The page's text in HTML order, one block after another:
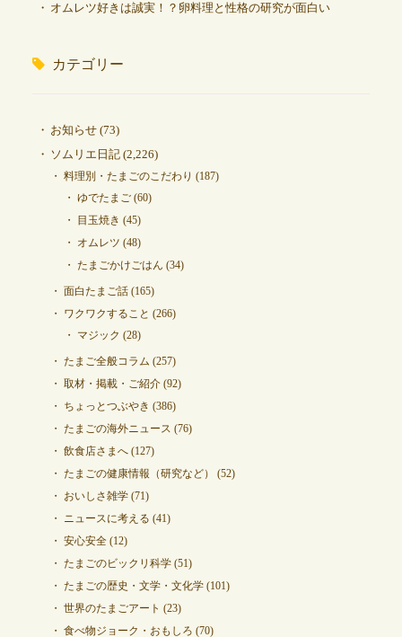
オムレツ好きは誠実！？卵料理と性格の研究が面白い
カテゴリー
お知らせ(73)
ソムリエ日記(2,226)
料理別・たまごのこだわり (187)
ゆでたまご(60)
目玉焼き (45)
オムレツ (48)
たまごかけごはん (34)
面白たまご話(165)
ワクワクすること (266)
マジック (28)
たまご全般コラム (257)
取材・掲載・ご紹介(92)
ちょっとつぶやき (386)
たまごの海外ニュース (76)
飲食店さまへ(127)
たまごの健康情報（研究など）
(52)
おいしさ雑学(71)
ニュースに考える (41)
安心安全(12)
たまごのビックリ科学(51)
たまごの歴史・文学・文化学(101)
世界のたまごアート (23)
食べ物ジョーク・おもしろ (70)